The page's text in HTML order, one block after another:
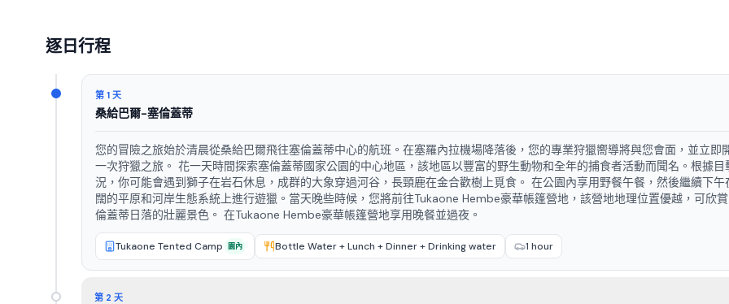
逐日行程
第 1 天
桑給巴爾-塞倫蓋蒂
您的冒險之旅始於清晨從桑給巴爾飛往塞倫蓋蒂中心的航班。在塞羅內拉機場降落後，您的專業狩獵嚮導將與您會面，並立即
一次狩獵之旅。 花一天時間探索塞倫蓋蒂國家公園的中心地區，該地區以豐富的野生動物和全年的捕食者活動而聞名。根據目
況，你可能會遇到獅子在岩石休息，成群的大象穿過河谷，長頸鹿在金合歡樹上覓食。 在公園內享用野餐午餐，然後繼續下午
闊的平原和河岸生態系統上進行遊獵。當天晚些時候，您將前往Tukaone Hembe豪華帳篷營地，該營地地理位置優越，可欣
倫蓋蒂日落的壯麗景色。 在Tukaone Hembe豪華帳篷營地享用晚餐並過夜。
Tukaone Tented Camp 園內 Bottle Water + Lunch + Dinner + Drinking water 1 hour
第 2 天